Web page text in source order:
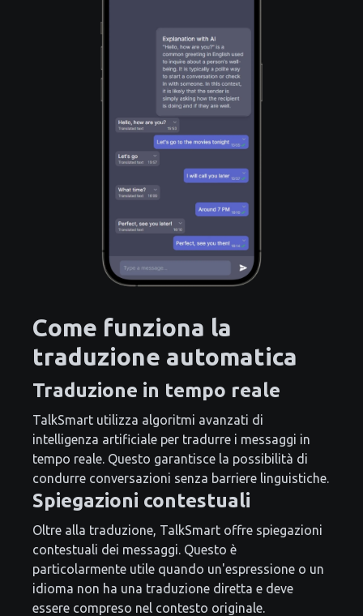
Come funziona la
traduzione automatica
Traduzione in tempo reale
TalkSmart utilizza algoritmi avanzati di
intelligenza artificiale per tradurre i messaggi in
tempo reale. Questo garantisce la possibilità di
condurre conversazioni senza barriere linguistiche.
Spiegazioni contestuali
Oltre alla traduzione, TalkSmart offre spiegazioni
contestuali dei messaggi. Questo è
particolarmente utile quando un'espressione o un
idioma non ha una traduzione diretta e deve
essere compreso nel contesto originale.